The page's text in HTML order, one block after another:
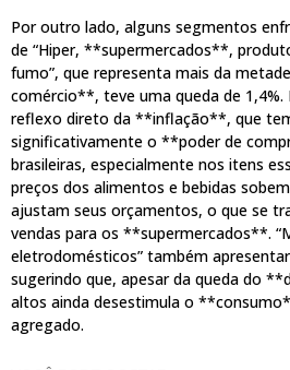
Por outro lado, alguns segmentos
de “Hiper, **supermercados**,
fumo”, que representa mais da
comércio**, teve uma queda de 1,4%.
reflexo direto da **inflação**, que
significativamente o **poder de
brasileiras, especialmente nos itens
preços dos alimentos e bebidas
ajustam seus orçamentos, o que se
vendas para os **supermercados**.
eletrodomésticos” também
sugerindo que, apesar da queda do
altos ainda desestimula o
agregado.